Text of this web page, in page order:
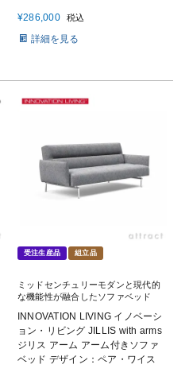
¥286,000 税込
詳細を見る
受注生産品 組立品
ミッドセンチュリーモダンと現代的
な機能性が融合したソファベッド
INNOVATION LIVING イノベーシ
ョン・リビング JILLIS with arms
ジリス アーム アーム付きソファ
ベッド デザイン：ペア・ワイス